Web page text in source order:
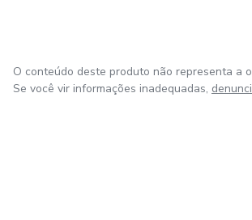
O conteúdo deste produto não representa a
Se você vir informações inadequadas,